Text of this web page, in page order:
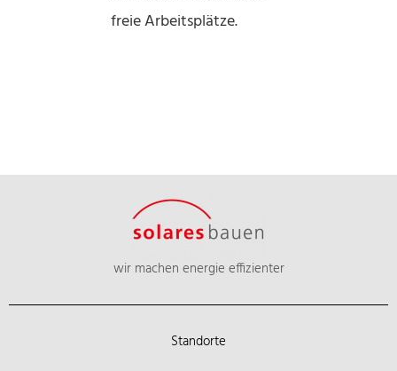
freie Arbeitsplätze.
wir machen energie effizienter
Standorte